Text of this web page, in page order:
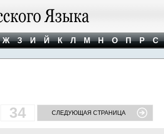
Ж З И Й К Л М Н О П Р С
34 СЛЕДУЮЩАЯ СТРАНИЦА